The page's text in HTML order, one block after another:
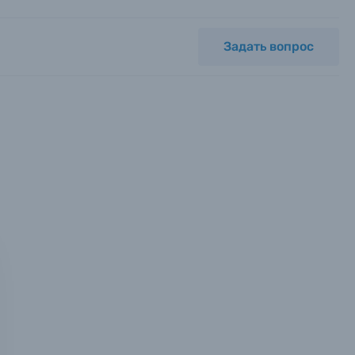
с
Задать вопрос